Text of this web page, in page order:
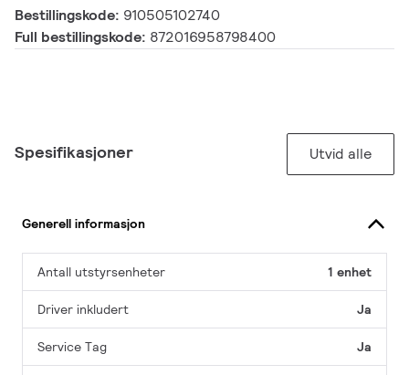
Bestillingskode: 910505102740
Full bestillingskode: 872016958798400
Spesifikasjoner Utvid alle
Generell informasjon
Antall utstyrsenheter 1 enhet
Driver inkludert Ja
Service Tag Ja